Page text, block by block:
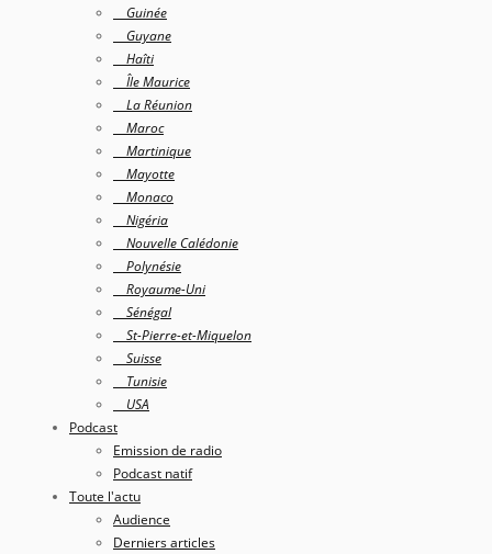
Guinée
Guyane
Haîti
Île Maurice
La Réunion
Maroc
Martinique
Mayotte
Monaco
Nigéria
Nouvelle Calédonie
Polynésie
Royaume-Uni
Sénégal
St-Pierre-et-Miquelon
Suisse
Tunisie
USA
Podcast
Emission de radio
Podcast natif
Toute l'actu
Audience
Derniers articles